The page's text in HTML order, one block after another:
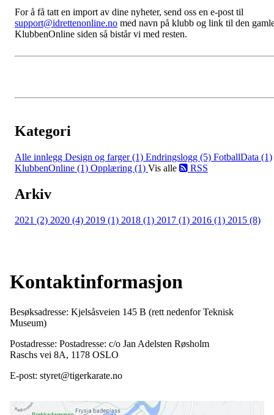
For å få tatt en import av dine nyheter, send oss en e-post til
support@idrettenonline.no med navn på klubb og link til den
KlubbenOnline siden så bistår vi med resten.
Kategori
Alle innlegg Design og farger (1) Endringslogg (5) FotballData (1)
KlubbenOnline (1) Opplæring (1) Vis alle RSS
Arkiv
2021 (2) 2020 (4) 2019 (1) 2018 (1) 2017 (1) 2016 (1) 2015 (8)
Kontaktinformasjon
Besøksadresse: Kjelsåsveien 145 B (rett nedenfor Teknisk
Museum)
Postadresse: Postadresse: c/o Jan Adelsten Røsholm
Raschs vei 8A, 1178 OSLO
E-post: styret@tigerkarate.no